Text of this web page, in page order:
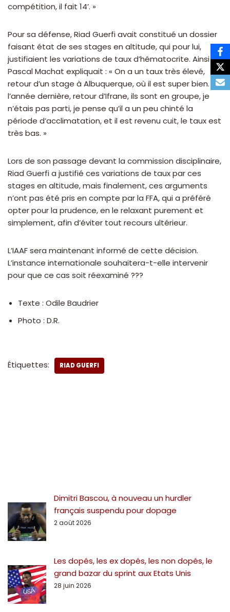
compétition, il fait 14’. »
Pour sa défense, Riad Guerfi avait constitué un dossier
faisant état de ses stages en altitude, qui pour lui,
justifiaient les variations de taux d’hématocrite. Ainsi
Pascal Machat expliquait : « On a un taux très élevé,
retour d’un stage à Albuquerque, où il est super bien. Et
l’année dernière, retour d’Ifrane, ils sont en groupe, je
n’étais pas parti, je pense qu’il a un peu chinté la
période d’acclimatation, et il est revenu cuit, le taux est
très bas. »
Lors de son passage devant la commission disciplinaire,
Riad Guerfi a justifié ces variations de taux par ces
stages en altitude, mais finalement, ces arguments
n’ont pas été pris en compte par la FFA, qui a préféré
opter pour la prudence, en le relaxant purement et
simplement, afin d’éviter tout recours ultérieur.
L’IAAF sera maintenant informé de cette décision.
L’instance internationale souhaitera-t-elle intervenir
pour que ce cas soit réexaminé ???
Texte : Odile Baudrier
Photo : D.R.
Étiquettes: RIAD GUERFI
Dimitri Bascou, à nouveau un hurdler
français suspendu pour dopage
2 août 2026
Les dopés, les ex dopés, les non dopés, le
grand bazar du sprint aux Etats Unis
28 juin 2026